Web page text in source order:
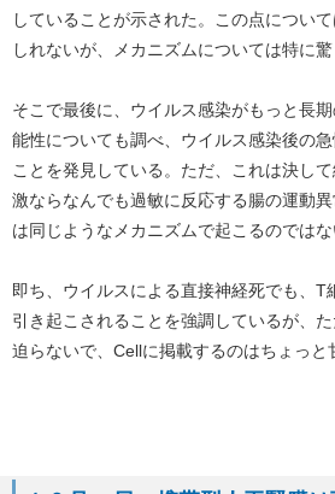
していることが示された。この点につい
しれないが、メカニズムについては特に驚
そこで最後に、ウイルス感染がもっと長
能性についても調べ、ウイルス感染後の
ことを発見している。ただ、これは決し
激ならなんでも過敏に反応する腸の運動
は同じようなメカニズムで起こるのでは
即ち、ウイルスによる直接神経死でも、
引き起こされることを強調しているが、
迫らないで、Cellに掲載するのはちょっと